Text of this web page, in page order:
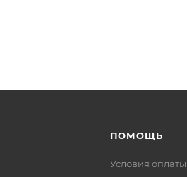
ПОМОЩЬ
Условия оплаты